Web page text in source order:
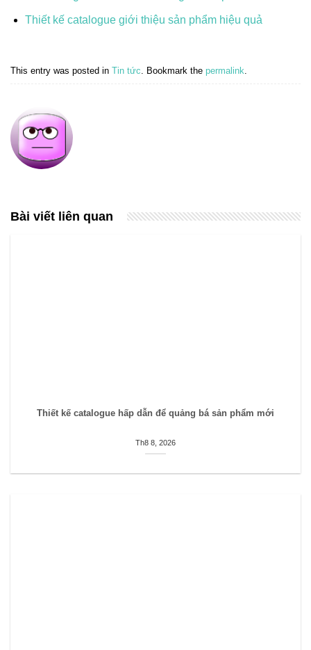
Thiết kế catalogue giới thiệu sản phẩm hiệu quả
This entry was posted in Tin tức . Bookmark the permalink
Bài viết liên quan
Thiết kế catalogue hấp dẫn để quảng bá sản phẩm mới
Th8 8, 2026